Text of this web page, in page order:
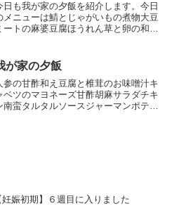
日も我が家の夕飯を紹介します。今日
メニューは鯖とじゃがいもの煮物大豆
ートの麻婆豆腐ほうれん草と卵の和物
日食べていたのですが、結婚してから
っきり鯖缶を使う機会が...
が家の夕飯
参の甘酢和え豆腐と椎茸のお味噌汁キ
ベツのマヨネーズ甘酢胡麻サラダチキ
南蛮タルタルソースジャーマンポテト
妊娠初期】６週目に入りました